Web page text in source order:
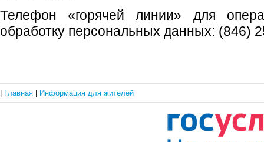
Телефон «горячей линии» для
обработку персональных данных: (846)
Главная Информация для жителей